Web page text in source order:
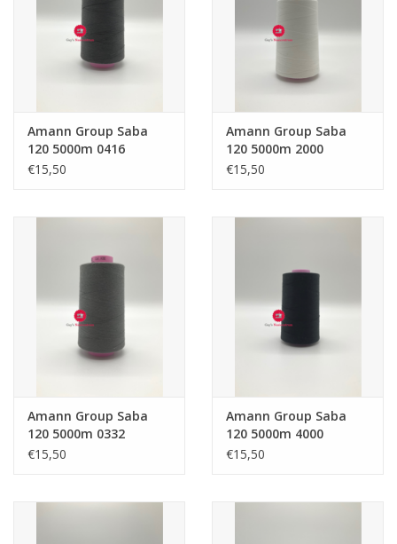
Amann Group Saba
120 5000m 0416
€15,50
Amann Group Saba
120 5000m 2000
€15,50
Amann Group Saba
120 5000m 0332
€15,50
Amann Group Saba
120 5000m 4000
€15,50